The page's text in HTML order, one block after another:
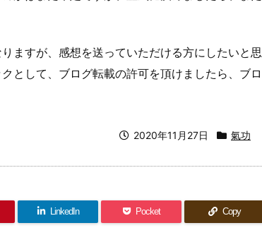
ますが、感想を送っていただける方にしたいと思
として、ブログ転載の許可を頂けましたら、ブロ
2020年11月27日 氣功
LinkedIn Pocket Copy